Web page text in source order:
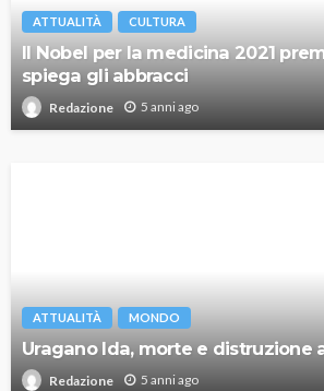
ATTUALITÀ CULTURA
Il Nobel per la medicina 2021
spiega gli abbracci
Redazione 5 anni ago
ATTUALITÀ MONDO
Uragano Ida, morte e distruzione
Redazione 5 anni ago